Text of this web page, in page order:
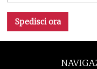
Spedisci ora